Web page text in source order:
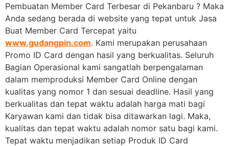
Pembuatan Member Card Terbesar di Pekanbaru ? Maka
Anda sedang berada di website yang tepat untuk Jasa
Buat Member Card Tercepat yaitu
www.gudangpin.com. Kami merupakan perusahaan
Promo ID Card dengan hasil yang berkualitas. Seluruh
Bagian Operasional kami sangatlah berpengalaman
dalam memproduksi Member Card Online dengan
kualitas yang nomor 1 dan sesuai deadline. Hasil yang
berkualitas dan tepat waktu adalah harga mati bagi
Karyawan kami dan tidak bisa ditawarkan lagi. Maka,
kualitas dan tepat waktu adalah nomor satu bagi kami.
Tepat waktu menjadikan setiap Produk ID Card